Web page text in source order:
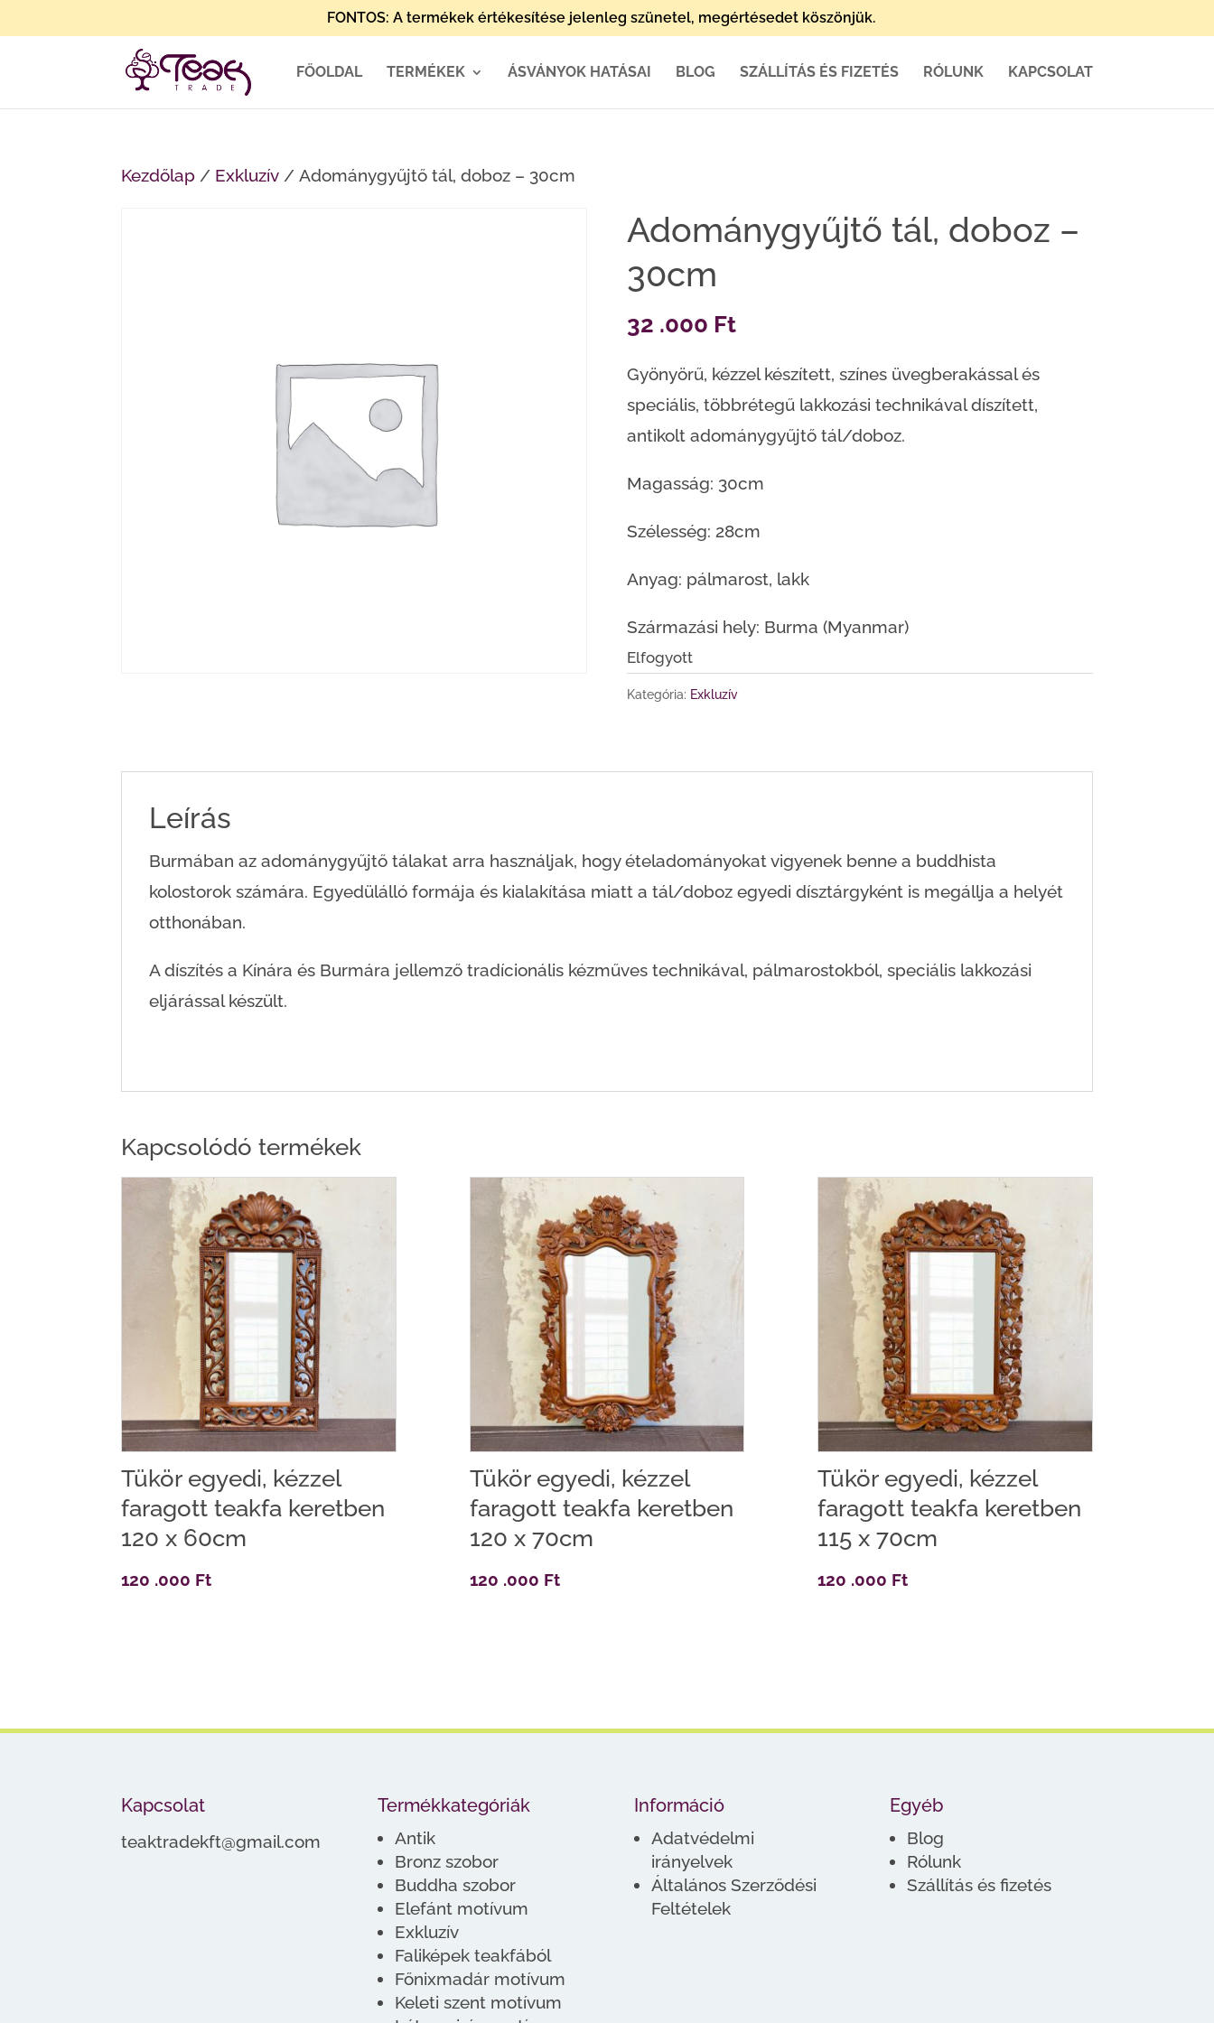
FONTOS: A termékek értékesítése jelenleg szünetel, megértésedet köszönjük.
FŐOLDAL TERMÉKEK ÁSVÁNYOK HATÁSAI BLOG SZÁLLÍTÁS ÉS FIZETÉS RÓLUNK KAPCSOLAT
Kezdőlap / Exkluzív / Adománygyűjtő tál, doboz – 30cm
Adománygyűjtő tál, doboz –
30cm
32 .000 Ft
Gyönyörű, kézzel készített, színes üvegberakással és
speciális, többrétegű lakkozási technikával díszített,
antikolt adománygyűjtő tál/doboz.
Magasság: 30cm
Szélesség: 28cm
Anyag: pálmarost, lakk
Származási hely: Burma (Myanmar)
Elfogyott
Kategória: Exkluzív
Leírás
Burmában az adománygyűjtő tálakat arra használjak, hogy ételadományokat vigyenek benne a buddhista
kolostorok számára. Egyedülálló formája és kialakítása miatt a tál/doboz egyedi dísztárgyként is megállja a helyét
otthonában.
A díszítés a Kínára és Burmára jellemző tradícionális kézműves technikával, pálmarostokból, speciális lakkozási
eljárással készült.
Kapcsolódó termékek
Tükör egyedi, kézzel
faragott teakfa keretben
120 x 60cm
120 .000 Ft
Tükör egyedi, kézzel
faragott teakfa keretben
120 x 70cm
120 .000 Ft
Tükör egyedi, kézzel
faragott teakfa keretben
115 x 70cm
120 .000 Ft
Kapcsolat
teaktradekft@gmail.com
Termékkategóriák
Antik
Bronz szobor
Buddha szobor
Elefánt motívum
Exkluzív
Faliképek teakfából
Főnixmadár motívum
Keleti szent motívum
Információ
Adatvédelmi
irányelvek
Általános Szerződési
Feltételek
Egyéb
Blog
Rólunk
Szállítás és fizetés